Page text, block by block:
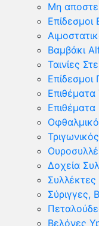
Μη
Επίδεσμοι
Βαμβάκι
Ταινίες
Δοχεία
Σύριγγες,
Βελόνες